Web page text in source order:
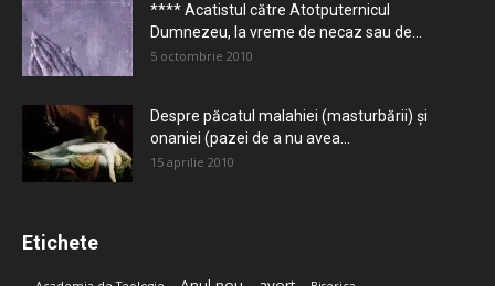
**** Acatistul către Atotputernicul
Dumnezeu, la vreme de necaz sau de...
5 octombrie 2010
Despre păcatul malahiei (masturbării) şi
onaniei (pazei de a nu avea...
15 aprilie 2010
Etichete